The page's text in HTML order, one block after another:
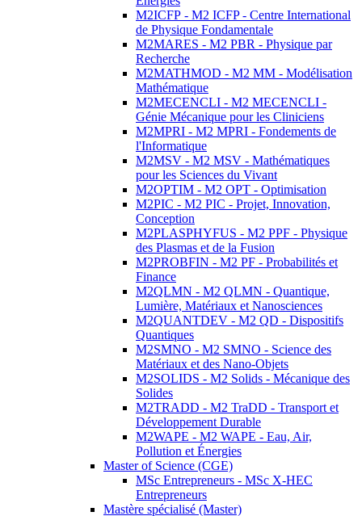
M2ICFP - M2 ICFP - Centre International
de Physique Fondamentale
M2MARES - M2 PBR - Physique par
Recherche
M2MATHMOD - M2 MM - Modélisation
Mathématique
M2MECENCLI - M2 MECENCLI -
Génie Mécanique pour les Cliniciens
M2MPRI - M2 MPRI - Fondements de
l'Informatique
M2MSV - M2 MSV - Mathématiques
pour les Sciences du Vivant
M2OPTIM - M2 OPT - Optimisation
M2PIC - M2 PIC - Projet, Innovation,
Conception
M2PLASPHYFUS - M2 PPF - Physique
des Plasmas et de la Fusion
M2PROBFIN - M2 PF - Probabilités et
Finance
M2QLMN - M2 QLMN - Quantique,
Lumière, Matériaux et Nanosciences
M2QUANTDEV - M2 QD - Dispositifs
Quantiques
M2SMNO - M2 SMNO - Science des
Matériaux et des Nano-Objets
M2SOLIDS - M2 Solids - Mécanique des
Solides
M2TRADD - M2 TraDD - Transport et
Développement Durable
M2WAPE - M2 WAPE - Eau, Air,
Pollution et Énergies
Master of Science (CGE)
MSc Entrepreneurs - MSc X-HEC
Entrepreneurs
Mastère spécialisé (Master)